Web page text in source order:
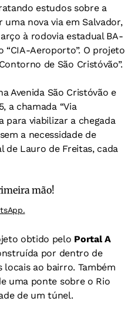
estudos sobre a
nova via em Salvador,
à rodovia estadual BA-
“CIA-Aeroporto”. O projeto
de São Cristóvão”.
Avenida São Cristóvão e
a chamada “Via
para viabilizar a chegada
a necessidade de
de Lauro de Freitas, cada
mão!
obtido pelo Portal A
por dentro de
locais ao bairro. Também
uma ponte sobre o Rio
de um túnel.